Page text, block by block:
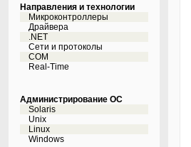
Направления и технологии
Микроконтроллеры
Драйвера
.NET
Сети и протоколы
COM
Real-Time
Администрирование ОС
Solaris
Unix
Linux
Windows